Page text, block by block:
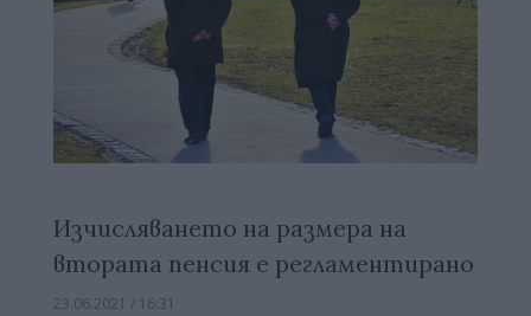
Изчисляването на размера на
втората пенсия е регламентирано
23.06.2021 / 16:31